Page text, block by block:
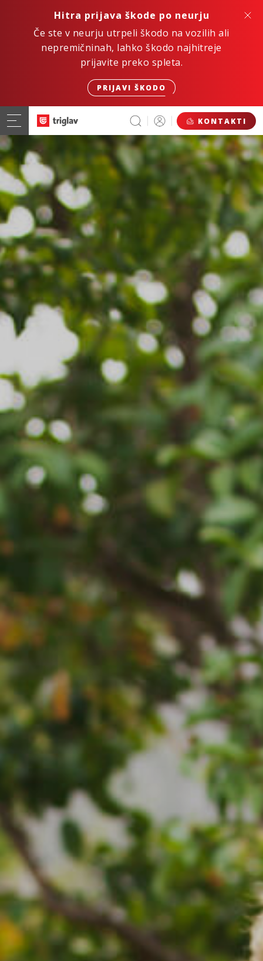
Hitra prijava škode po neurju
Če ste v neurju utrpeli škodo na vozilih ali
nepremičninah, lahko škodo najhitreje
prijavite preko spleta.
PRIJAVI ŠKODO
KONTAKTI